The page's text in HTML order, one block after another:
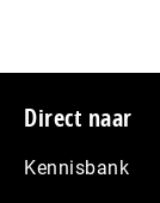
Footer
Direct naar
Kennisbank